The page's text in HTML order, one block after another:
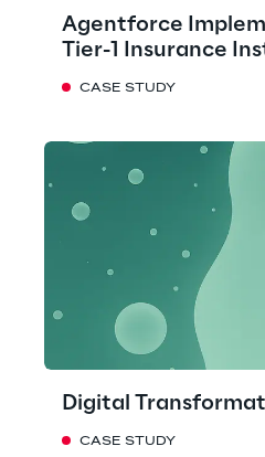
Agentforce
Tier-1 Insurance
CASE STUDY
Digital
CASE STUDY